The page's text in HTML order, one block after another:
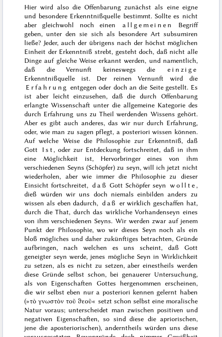
Hier wird also die Offenbarung zunächst als eine eigne
und besondere Erkenntnißquelle bestimmt. Sollte es nicht
aber gleichwohl noch einen
allgemeinen
Begriff
geben, unter den sie sich als besondere Art subsumiren
ließe? Jeder, auch der übrigens nach der höchst möglichen
Einheit der Erkenntniß strebt, gesteht doch, daß nicht alle
Dinge auf gleiche Weise erkannt werden, und namentlich,
daß die Vernunft keineswegs die
einzige
Erkenntnißquelle ist. Der reinen Vernunft wird die
Erfahrung entgegen oder doch an die Seite gestellt. Es
ist aber leicht einzusehen, daß die durch Offenbarung
erlangte Wissenschaft unter die allgemeine Kategorie des
durch Erfahrung uns zu Theil werdenden Wissens gehört.
Aber es gibt auch anderes, das wir nur durch Erfahrung,
oder, wie man zu sagen pflegt, a posteriori wissen können.
Auf welche Weise die Philosophie zur Erkenntniß, daß
Gott
Ist, oder zur Entdeckung fortschreitet, daß in ihm
eine Möglichkeit ist, Hervorbringer eines von ihm
verschiedenen Seyns (Schöpfer) zu seyn, will ich jetzt nicht
wiederholen, aber wie immer die Philosophie zu dieser
Einsichtfortschreitet, daß Gott Schöpfer seyn wollte,
dieß würden wir uns doch niemals einbilden anders zu
wissen als eben dadurch, daß er wirklich geschaffen hat,
durch die That, durch das wirkliche Vorhandenseyn eines
von ihm verschiedenen Seyns. Wir werden zwar auf jenem
Punkt der Philosophie, wo wir dieses Seyn noch als ein
bloß mögliches und daher zukünftiges betrachten, Gründe
aufbringen, nach welchen es uns scheint, daß Gott
geneigter seyn werde, jenes mögliche Seyn in Wirklichkeit
zu setzen, als es nicht zu setzen, aber einestheils werden
diese Gründe selbst schon, bei genauerer Untersuchung,
als von Eigenschaften Gottes hergenommen erscheinen,
die wir selbst eben nura posteriori kennen gelernt haben
(»τὸ γνωστὸν τοῦ ϑεοῦ« setzt schon selbst eine moralische
Natur voraus; unterscheidet man zwischen positiven und
negativen Eigenschaften, so sind diese die apriorischen,
jene die aposteriorischen), anderntheils würden uns diese